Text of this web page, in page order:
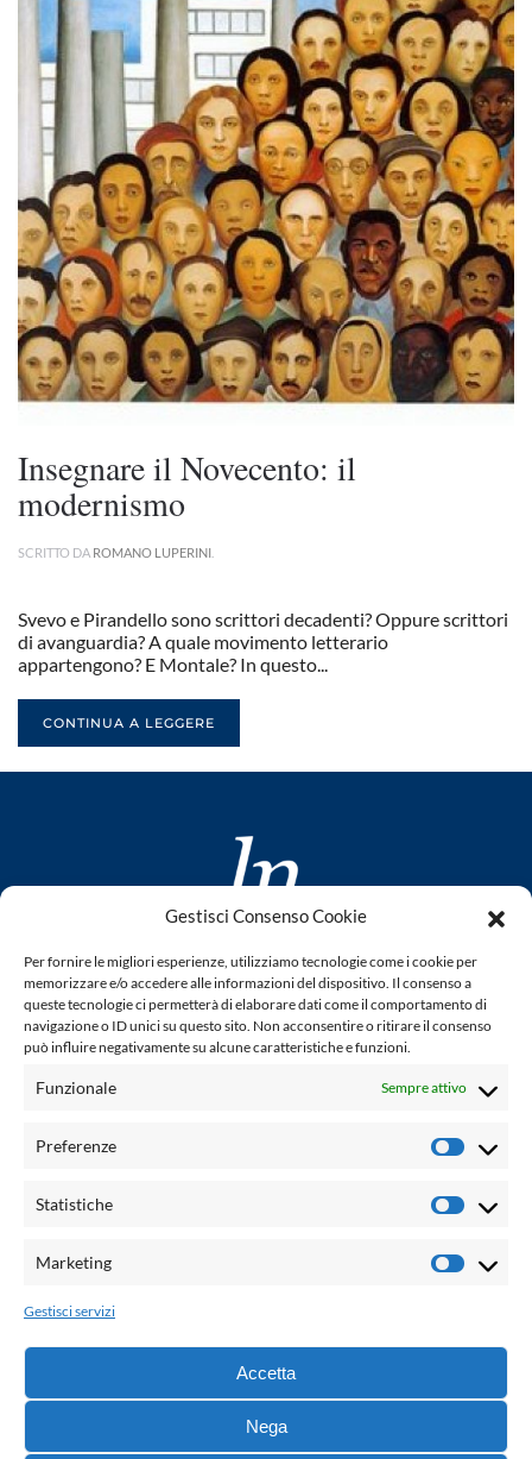
Gestisci Consenso Cookie
Per fornire le migliori esperienze, utilizziamo tecnologie come i cookie per
memorizzare e/o accedere alle informazioni del dispositivo. Il consenso a
queste tecnologie ci permetterà di elaborare dati come il comportamento di
navigazione o ID unici su questo sito. Non acconsentire o ritirare il consenso
può influire negativamente su alcune caratteristiche e funzioni.
Funzionale Sempre attivo
Preferenze
Statistiche
Marketing
Gestisci servizi
Accetta
Nega
Insegnare il Novecento: il
modernismo
SCRITTO DA ROMANO LUPERINI
Svevo e Pirandello sono scrittori decadenti? Oppure scrittori
di avanguardia? A quale movimento letterario
appartengono? E Montale? In questo...
CONTINUA A LEGGERE
www.laletteraturaenoi.it
fondato da Romano Luperini
Questo blog non rappresenta una testata giornalistica in
quanto viene aggiornato senza alcuna periodicità. Non può
legge n° 62 del 7.03.2001. L'autore non è responsabile per
email:
Grafica e web:Salvatore Leto